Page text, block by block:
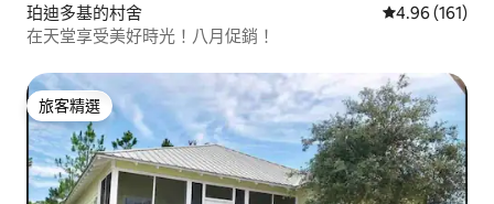
珀迪多基的村舍 從 161 則評價
4.96 (161)
在天堂享受美好時光！八月促銷！
旅客精選
旅客精選